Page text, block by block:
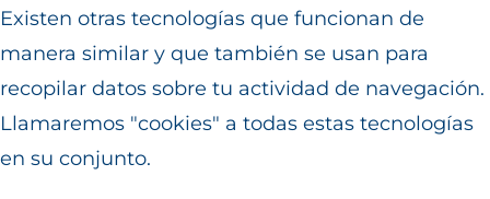
Existen otras tecnologías que funcionan de
manera similar y que también se usan para
recopilar datos sobre tu actividad de navegación.
Llamaremos "cookies" a todas estas tecnologías
en su conjunto.